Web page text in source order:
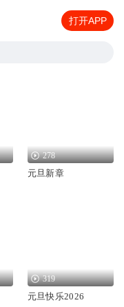
打开APP
278
元旦新章
319
元旦快乐2026